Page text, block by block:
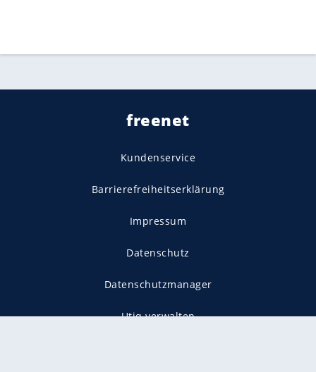
freenet
Kundenservice
Barrierefreiheitserklärung
Impressum
Datenschutz
Datenschutzmanager
Utiq verwalten